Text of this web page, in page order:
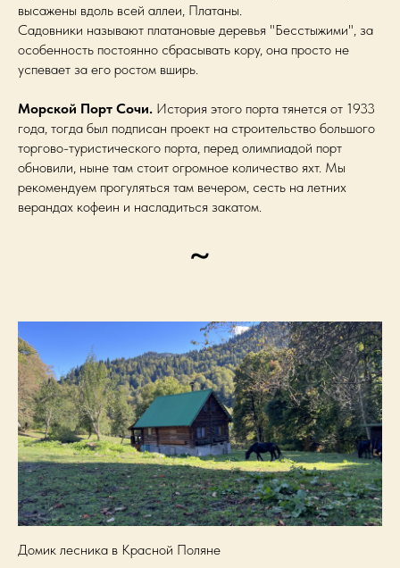
высажены вдоль всей аллеи, Платаны.
Садовники называют платановые деревья "Бесстыжими", за
особенность постоянно сбрасывать кору, она просто не
успевает за его ростом вширь.
Морской Порт Сочи. История этого порта тянется от 1933
года, тогда был подписан проект на строительство большого
торгово-туристического порта, перед олимпиадой порт
обновили, ныне там стоит огромное количество яхт. Мы
рекомендуем прогуляться там вечером, сесть на летних
верандах кофеин и насладиться закатом.
~
Домик лесника в Красной Поляне